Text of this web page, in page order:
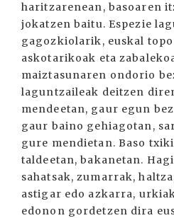
haritzarenean, basoaren
jokatzen baitu. Espezie
gagozkiolarik, euskal
askotarikoak eta
maiztasunaren ondorio
laguntzaileak deitzen
mendeetan, gaur egun
gaur baino gehiagotan,
gure mendietan. Baso
taldeetan, bakanetan.
sahatsak, zumarrak,
astigar edo azkarra,
edonon gordetzen dira